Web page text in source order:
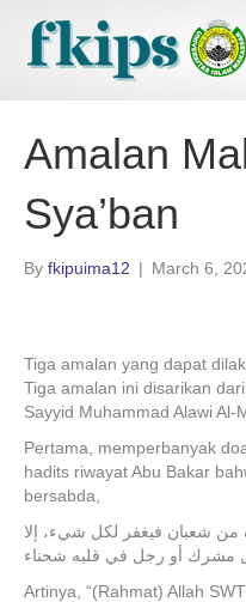
Amalan
Sya’ban
By fkipuima12 | March 6,
Tiga amalan yang dapat
Tiga amalan ini disarikan
Sayyid Muhammad Alawi Al-
Pertama, memperbanyak
hadits riwayat Abu Bakar
bersabda,
من شعبان فيغفر لكل شيء، إلا
مشرك أو رجل في قلبه شحناء
Artinya, “(Rahmat) Allah